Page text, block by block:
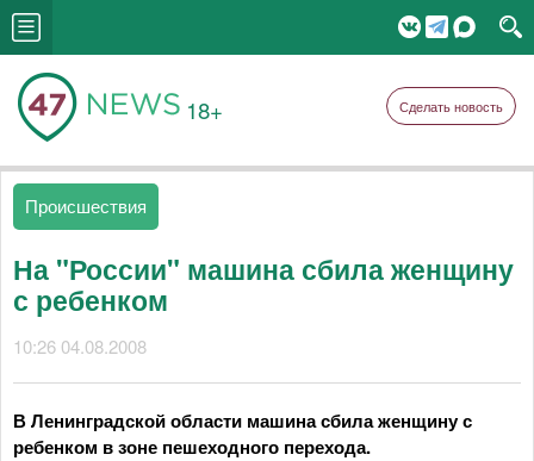
18+ Сделать новость
Происшествия
На "России" машина сбила женщину
с ребенком
10:26 04.08.2008
В Ленинградской области машина сбила женщину с
ребенком в зоне пешеходного перехода.